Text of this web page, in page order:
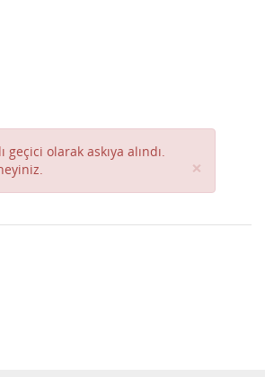
geçici olarak askıya alındı.
×